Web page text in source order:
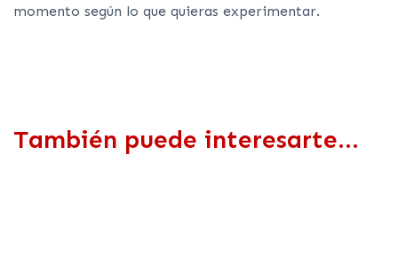
momento según lo que quieras experimentar.
También puede interesarte...